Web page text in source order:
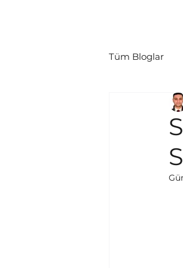
Tüm Bloglar
Tüketici
Politikalar